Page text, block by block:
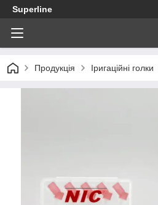
Superline
Продукція Іригаційні голки